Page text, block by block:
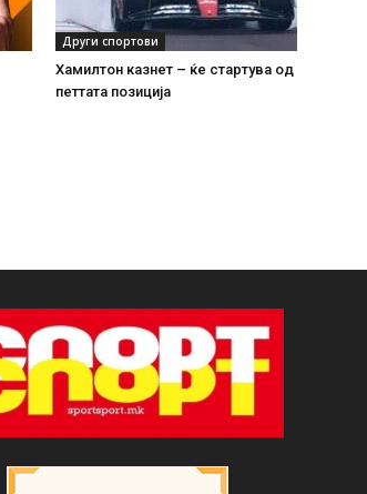
Други спортови
Хамилтон казнет – ќе стартува од
петтата позиција